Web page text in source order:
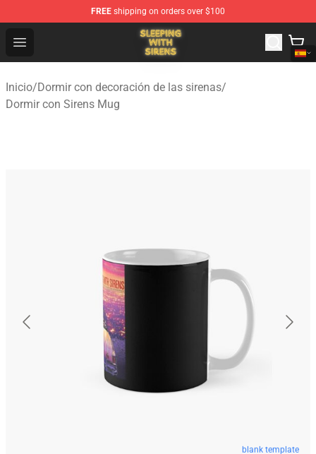
FREE shipping on orders over $100
Open menu
Sleeping With Sirens Store - Official Sleeping With
Inicio/Dormir con decoración de las sirenas/
Dormir con Sirens Mug
blank template